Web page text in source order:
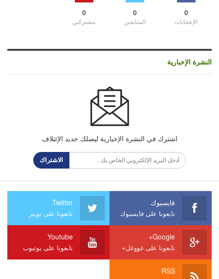
0
الإعجابات
0
المتابعين
0
مشتركين
النشرة الإخبارية
اشترك في النشرة الإخبارية ليصلك جديد الإئتلاف
الاشتراك
فايسبوك
تابعونا على فايسبوك
Twitter
تابعونا على تويتر
Google+
تابعونا على غووغل+
Youtube
تابعونا على يوتيوب
RSS